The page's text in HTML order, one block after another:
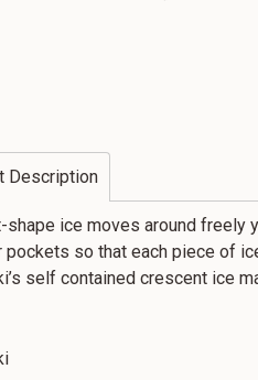
Description
shape ice moves around freely
pockets so that each piece of
self contained crescent ice